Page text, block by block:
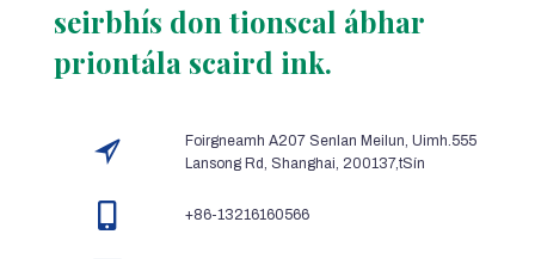
seirbhís don tionscal ábhar
priontála scaird ink.
Foirgneamh A207 Senlan Meilun, Uimh.555
Lansong Rd, Shanghai, 200137,tSín
+86-13216160566